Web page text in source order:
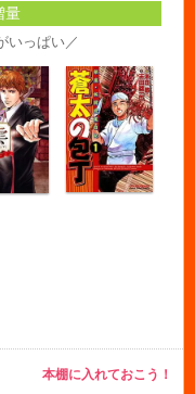
量
いっぱい／
本棚に入れておこう！